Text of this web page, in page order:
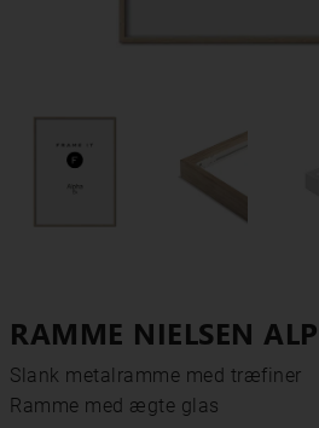
RAMME NIELSEN
Slank metalramme med træfiner
Ramme med ægte glas